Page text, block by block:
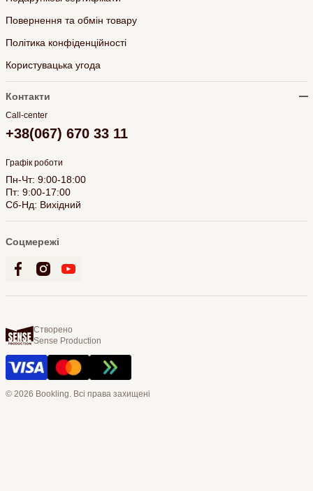
Повернення та обмін товару
Політика конфіденційності
Користувацька угода
Контакти
Call-center
+38(067) 670 33 11
Графік роботи
Пн-Чт: 9:00-18:00
Пт: 9:00-17:00
Сб-Нд: Вихідний
Соцмережі
Створено
Sense Production
© 2026 Bookling. Всі права захищені